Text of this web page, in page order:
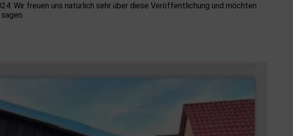
Wir freuen uns natürlich sehr über diese Veröffentlichung und möchten